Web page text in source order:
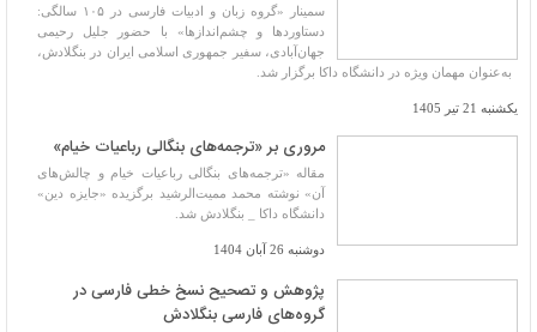
سمینار «گروه زبان و ادبیات فارسی در ۱۰۵ سالگی:
دستاوردها و چشم‌اندازها» با حضور جلیل رحیمی
جهان‌آبادی، سفیر جمهوری اسلامی ایران در بنگلادش،
به‌عنوان مهمان ویژه در دانشگاه داکا برگزار شد.
یکشنبه 21 تیر 1405
مروری بر «ترجمه‌های بنگالی رباعیات خیام»
مقاله «ترجمه‌های بنگالی رباعیات خیام و چالش‌های
آن» نوشته محمد ممیت‌الرشید برگزیده «جایزه دین»
دانشگاه داکا _ بنگلادش شد.
دوشنبه 26 آبان 1404
پژوهش و تصحیح نسخ خطی فارسی در
گروه‌های فارسی بنگلادش